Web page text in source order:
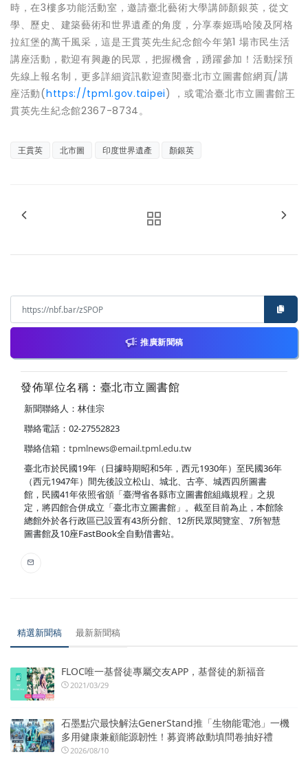
時，在3樓多功能活動室，邀請臺北藝術大學講師顏銀英，從文
學、歷史、建築藝術和世界遺產的角度，分享泰姬瑪哈陵及阿格
拉紅堡的萬千風采，這是王貫英先生紀念館今年第1 場市民生活
講座活動，歡迎有興趣的民眾，把握機會，踴躍參加！活動採預
先線上報名制，更多詳細資訊歡迎查閱臺北市立圖書館網頁/講
座活動(https://tpml.gov.taipei) ，或電洽臺北市立圖書館王
貫英先生紀念館2367-8734。
王貫英 北市圖 印度世界遺產 顏銀英
推廣新聞稿
發佈單位名稱：臺北市立圖書館
新聞聯絡人：林佳宗
聯絡電話：02-27552823
聯絡信箱： tpmlnews@email.tpml.edu.tw
臺北市於民國19年（日據時期昭和5年，西元1930年）至民國36年
（西元1947年）間先後設立松山、城北、古亭、城西四所圖書
館，民國41年依照省頒「臺灣省各縣市立圖書館組織規程」之規
定，將四館合併成立「臺北市立圖書館」。截至目前為止，本館除
總館外於各行政區已設置有43所分館、12所民眾閱覽室、7所智慧
圖書館及10座FastBook全自動借書站。
精選新聞稿 最新新聞稿
FLOC唯一基督徒專屬交友APP，基督徒的新福音
2021/03/29
石墨點穴最快解法GenerStand推「生物能電池」一機
多用健康兼顧能源韌性！募資將啟動填問卷抽好禮
2026/08/10